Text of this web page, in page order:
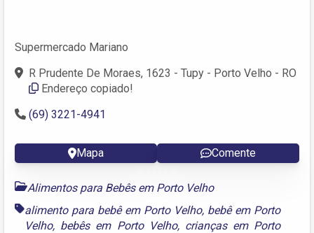
Supermercado Mariano
R Prudente De Moraes, 1623 - Tupy - Porto Velho - RO
Endereço copiado!
(69) 3221-4941
Mapa Comente
Alimentos para Bebês em Porto Velho
alimento para bebê em Porto Velho, bebê em Porto
Velho, bebês em Porto Velho, crianças em Porto